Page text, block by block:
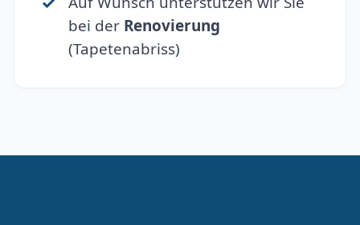
bei der Renovierung
(Tapetenabriss)